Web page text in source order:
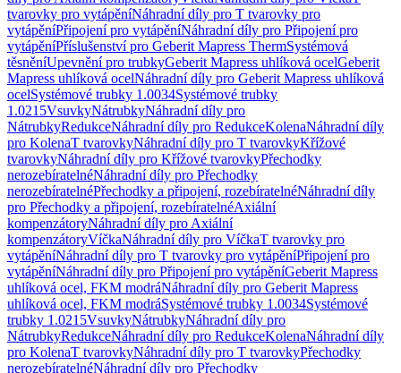
tvarovky pro vytápěníNáhradní díly pro T tvarovky pro
vytápěníPřipojení pro vytápěníNáhradní díly pro Připojení pro
vytápěníPříslušenství pro Geberit Mapress ThermSystémová
těsněníUpevnění pro trubkyGeberit Mapress uhlíková ocelGeberit
Mapress uhlíková ocelNáhradní díly pro Geberit Mapress uhlíková
ocelSystémové trubky 1.0034Systémové trubky
1.0215VsuvkyNátrubkyNáhradní díly pro
NátrubkyRedukceNáhradní díly pro RedukceKolenaNáhradní díly
pro KolenaT tvarovkyNáhradní díly pro T tvarovkyKřížové
tvarovkyNáhradní díly pro Křížové tvarovkyPřechodky
nerozebíratelnéNáhradní díly pro Přechodky
nerozebíratelnéPřechodky a připojení, rozebíratelnéNáhradní díly
pro Přechodky a připojení, rozebíratelnéAxiální
kompenzátoryNáhradní díly pro Axiální
kompenzátoryVíčkaNáhradní díly pro VíčkaT tvarovky pro
vytápěníNáhradní díly pro T tvarovky pro vytápěníPřipojení pro
vytápěníNáhradní díly pro Připojení pro vytápěníGeberit Mapress
uhlíková ocel, FKM modráNáhradní díly pro Geberit Mapress
uhlíková ocel, FKM modráSystémové trubky 1.0034Systémové
trubky 1.0215VsuvkyNátrubkyNáhradní díly pro
NátrubkyRedukceNáhradní díly pro RedukceKolenaNáhradní díly
pro KolenaT tvarovkyNáhradní díly pro T tvarovkyPřechodky
nerozebíratelnéNáhradní díly pro Přechodky